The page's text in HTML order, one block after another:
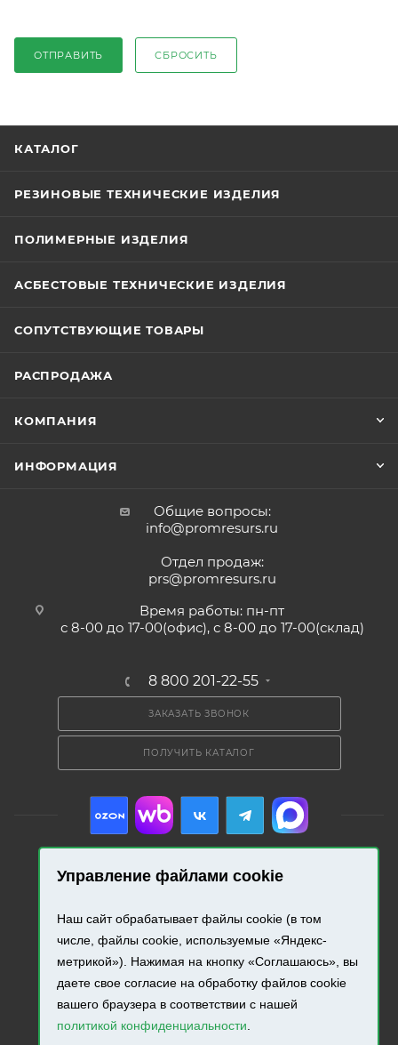
Управление файлами cookie
Наш сайт обрабатывает файлы cookie (в том
числе, файлы cookie, используемые «Яндекс-
метрикой»). Нажимая на кнопку «Соглашаюсь», вы
даете свое согласие на обработку файлов cookie
вашего браузера в соответствии с нашей
политикой конфиденциальности.
ОТПРАВИТЬ СБРОСИТЬ
КАТАЛОГ
РЕЗИНОВЫЕ ТЕХНИЧЕСКИЕ ИЗДЕЛИЯ
ПОЛИМЕРНЫЕ ИЗДЕЛИЯ
АСБЕСТОВЫЕ ТЕХНИЧЕСКИЕ ИЗДЕЛИЯ
СОПУТСТВУЮЩИЕ ТОВАРЫ
РАСПРОДАЖА
КОМПАНИЯ
ИНФОРМАЦИЯ
Общие вопросы:
info@promresurs.ru
Отдел продаж:
prs@promresurs.ru
Время работы: пн-пт
с 8-00 до 17-00(офис), с 8-00 до 17-00(склад)
8 800 201-22-55
ЗАКАЗАТЬ ЗВОНОК
ПОЛУЧИТЬ КАТАЛОГ
Разработка и продвижение сайта.